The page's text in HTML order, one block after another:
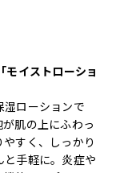
モイストローショ
ローションで
肌の上にふわっ
すく、しっかり
手軽に。炎症や